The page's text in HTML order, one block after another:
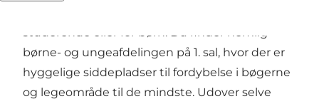
studerende eller for børn. Du finder nemlig
børne- og ungeafdelingen på 1. sal, hvor der er
hyggelige siddepladser til fordybelse i bøgerne
og legeområde til de mindste. Udover selve